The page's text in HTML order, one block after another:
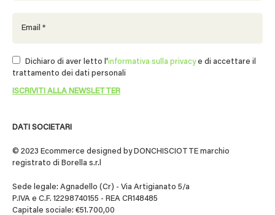
DATI SOCIETARI
© 2023 Ecommerce designed by DONCHISCIOTTE marchio
registrato di Borella s.r.l
Sede legale: Agnadello (Cr) - Via Artigianato 5/a
P.IVA e C.F. 12298740155 - REA CR148485
Capitale sociale: €51.700,00
Dichiaro di aver letto l'informativa sulla privacye di accettare il
trattamento dei dati personali